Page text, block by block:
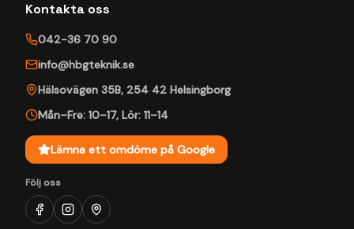
Kontakta oss
042-36 70 90
info@hbgteknik.se
Hälsovägen 35B, 254 42 Helsingborg
Mån–Fre: 10–17, Lör: 11–14
Lämna ett omdöme på Google
Följ oss